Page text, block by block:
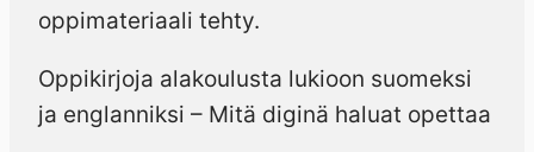
oppimateriaali tehty.
Oppikirjoja alakoulusta lukioon suomeksi
ja englanniksi – Mitä diginä haluat opettaa